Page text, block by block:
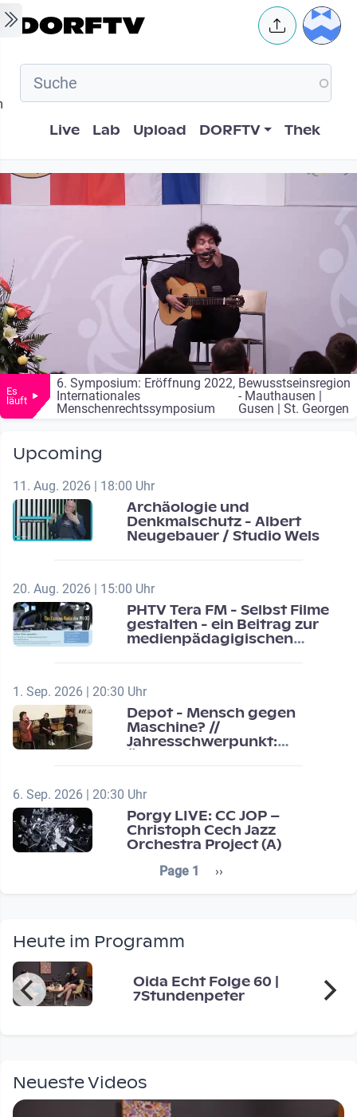
Skip to main content User
Hauptnavigation
Live Lab Upload DORFTV Thek
Live Streaming
Es
läuft
6. Symposium: Eröffnung 2022,
Internationales
Menschenrechtssymposium
Bewusstseinsregion
- Mauthausen |
Gusen | St. Georgen
Upcoming
11. Aug. 2026 | 18:00 Uhr
Archäologie und
Denkmalschutz - Albert
Neugebauer / Studio Wels
20. Aug. 2026 | 15:00 Uhr
PHTV Tera FM - Selbst Filme
gestalten - ein Beitrag zur
medienpädagigischen
1. Sep. 2026 | 20:30 Uhr
Depot - Mensch gegen
Maschine? //
Jahresschwerpunkt:
6. Sep. 2026 | 20:30 Uhr
Porgy LIVE: CC JOP –
Christoph Cech Jazz
Orchestra Project (A)
Seitennummerierung
Page 1 Next page
››
Heute im Programm
Oida Echt Folge 60 |
7Stundenpeter
Neueste Videos